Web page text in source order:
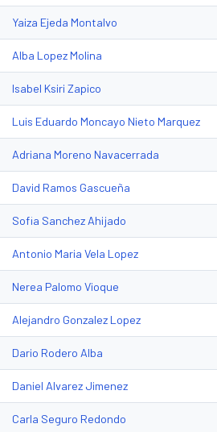
Yaiza Ejeda Montalvo
Alba Lopez Molina
Isabel Ksiri Zapico
Luis Eduardo Moncayo Nieto Marquez
Adriana Moreno Navacerrada
David Ramos Gascueña
Sofia Sanchez Ahijado
Antonio Maria Vela Lopez
Nerea Palomo Vioque
Alejandro Gonzalez Lopez
Dario Rodero Alba
Daniel Alvarez Jimenez
Carla Seguro Redondo